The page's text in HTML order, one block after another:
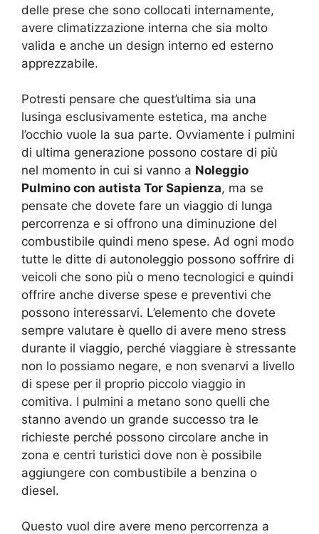
delle prese che sono collocati internamente,
avere climatizzazione interna che sia molto
valida e anche un design interno ed esterno
apprezzabile.
Potresti pensare che quest’ultima sia una
lusinga esclusivamente estetica, ma anche
l’occhio vuole la sua parte. Ovviamente i pulmini
di ultima generazione possono costare di più
nel momento in cui si vanno a Noleggio
Pulmino con autista Tor Sapienza, ma se
pensate che dovete fare un viaggio di lunga
percorrenza e si offrono una diminuzione del
combustibile quindi meno spese. Ad ogni modo
tutte le ditte di autonoleggio possono soffrire di
veicoli che sono più o meno tecnologici e quindi
offrire anche diverse spese e preventivi che
possono interessarvi. L’elemento che dovete
sempre valutare è quello di avere meno stress
durante il viaggio, perché viaggiare è stressante
non lo possiamo negare, e non svenarvi a livello
di spese per il proprio piccolo viaggio in
comitiva. I pulmini a metano sono quelli che
stanno avendo un grande successo tra le
richieste perché possono circolare anche in
zona e centri turistici dove non è possibile
aggiungere con combustibile a benzina o
diesel.
Questo vuol dire avere meno percorrenza a